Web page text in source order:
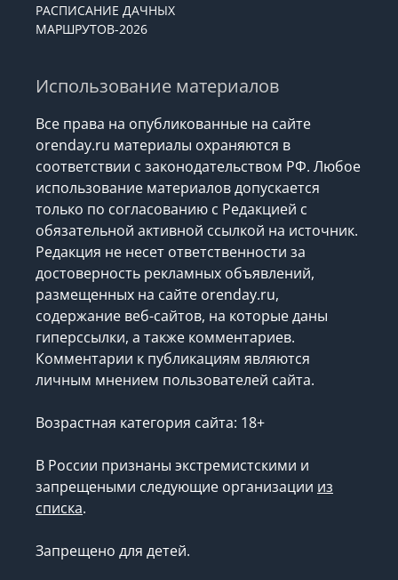
РАСПИСАНИЕ ДАЧНЫХ
МАРШРУТОВ-2026
Использование материалов
Все права на опубликованные на сайте
orenday.ru материалы охраняются в
соответствии с законодательством РФ. Любое
использование материалов допускается
только по согласованию с Редакцией с
обязательной активной ссылкой на источник.
Редакция не несет ответственности за
достоверность рекламных объявлений,
размещенных на сайте orenday.ru,
содержание веб-сайтов, на которые даны
гиперссылки, а также комментариев.
Комментарии к публикациям являются
личным мнением пользователей сайта.
Возрастная категория сайта: 18+
В России признаны экстремистскими и
запрещеными следующие организации из
списка.
Запрещено для детей.